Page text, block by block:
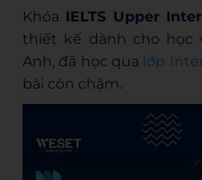
Khóa IELTS Upper
thiết kế dành cho học
Anh, đã học qua lớp
bài còn chậm.